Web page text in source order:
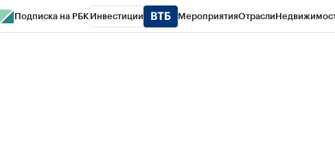
Подписка на РБК Инвестиции МероприятияОтрасли